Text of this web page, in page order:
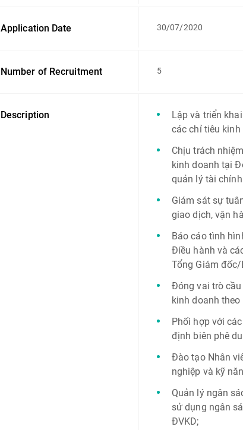
Application Date 30/07/2020
Number of Recruitment 5
Description
Lập và triển
các chỉ tiêu
Chịu trách
kinh doanh tại
quản lý tài
Giám sát sự
giao dịch, vận
Báo cáo tình
Điều hành và
Tổng Giám
Đóng vai trò
kinh doanh
Phối hợp với
định biên phê
Đào tạo Nhân
nghiệp và kỹ
Quản lý ngân
sử dụng ngân
ĐVKD;